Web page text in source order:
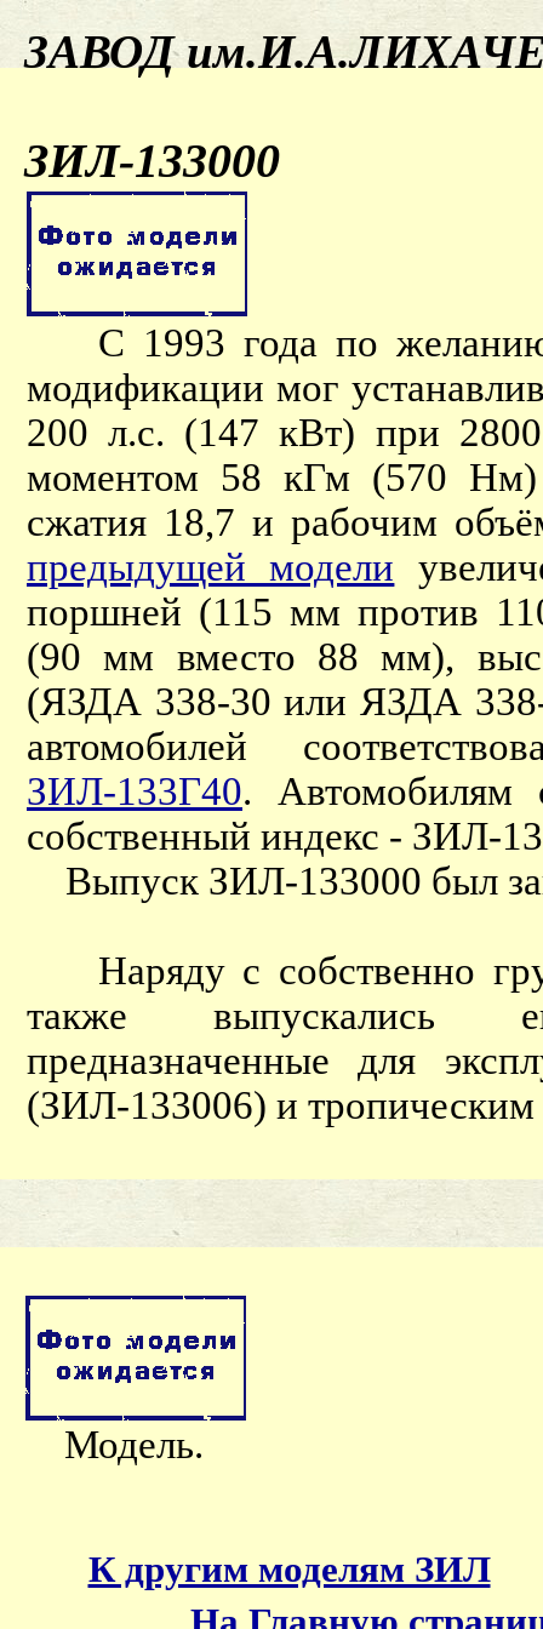
ЗАВОД
ЗИЛ-133000
С 1993 года по желанию
модификации мог
200 л.с. (147 кВт) при
моментом 58 кГм (570 Нм)
сжатия 18,7 и рабочим
предыдущей модели
поршней (115 мм против
(90 мм вместо 88 мм),
(ЯЗДА 338-30 или ЯЗДА 338-
автомобилей
ЗИЛ-133Г40. Автомобилям
собственный индекс - ЗИЛ-
Выпуск ЗИЛ-133000 был
Наряду с собственно
также выпускались
предназначенные для
(ЗИЛ-133006) и
Модель.
К другим моделям ЗИЛ